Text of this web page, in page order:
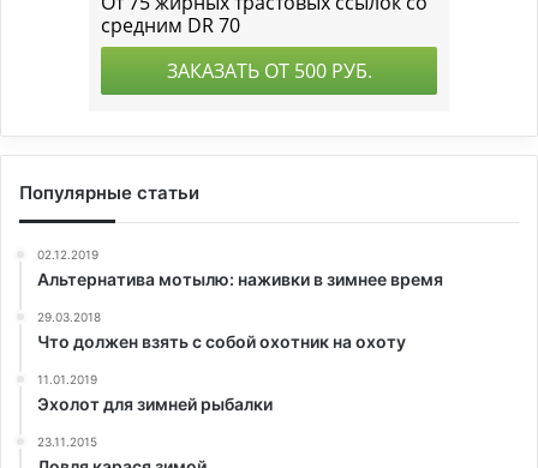
Популярные статьи
02.12.2019
Альтернатива мотылю: наживки в зимнее время
29.03.2018
Что должен взять с собой охотник на охоту
11.01.2019
Эхолот для зимней рыбалки
23.11.2015